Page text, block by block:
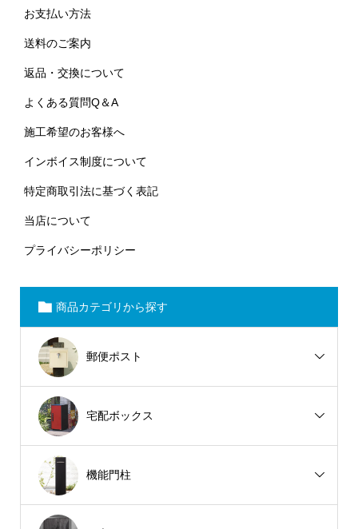
お支払い方法
送料のご案内
返品・交換について
よくある質問Q＆A
施工希望のお客様へ
インボイス制度について
特定商取引法に基づく表記
当店について
プライバシーポリシー
商品カテゴリから探す
郵便ポスト
宅配ボックス
機能門柱